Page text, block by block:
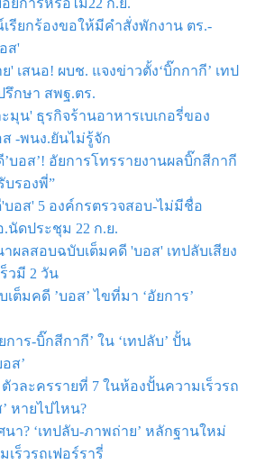
รียกร้องขอให้มีคำสั่งพักงาน ตร.-
ส'
' เสนอ! ผบช. แจงข่าวตั้ง‘บิ๊กกากี’ เทป
รึกษา สพฐ.ตร.
มุน' ธุรกิจร้านอาหารเบเกอรี่ของ
-พนง.ยันไม่รู้จัก
บอส’! อัยการโทรรายงานผลบิ๊กสีกากี
บรองพี่”
อส' 5 องค์กรตรวจสอบ-ไม่มีชื่อ
นัดประชุม 22 ก.ย.
ผลสอบฉบับเต็มคดี 'บอส' เทปลับเสียง
วมี 2 วัน
เต็มคดี ’บอส’ ไขที่มา ‘อัยการ’
าร-บิ๊กสีกากี’ ใน ‘เทปลับ’ ปั้น
ส’
ตัวละครรายที่ 7 ในห้องปั้นความเร็วรถ
หายไปไหน?
า? ‘เทปลับ-ภาพถ่าย’ หลักฐานใหม่
เร็วรถเฟอร์รารี่